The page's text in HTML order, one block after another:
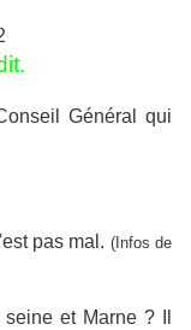
Général qui
pas mal. (Infos de
et Marne ? Il